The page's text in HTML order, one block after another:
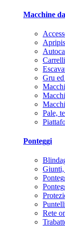
Macchine
Gru
Pale,
Ponteggi
Giunti,
Rete